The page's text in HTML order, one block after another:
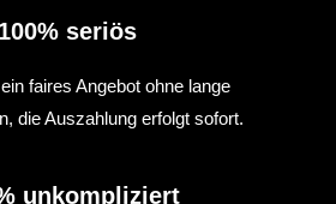
100% seriös
faires Angebot ohne lange
die Auszahlung erfolgt sofort.
unkompliziert